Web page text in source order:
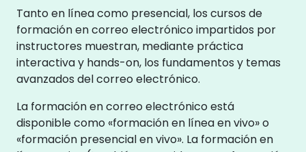
Tanto en línea como presencial, los cursos de
formación en correo electrónico impartidos por
instructores muestran, mediante práctica
interactiva y hands-on, los fundamentos y temas
avanzados del correo electrónico.
La formación en correo electrónico está
disponible como «formación en línea en vivo» o
«formación presencial en vivo». La formación en